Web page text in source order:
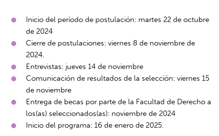
Inicio del período de postulación: martes 22 de octubre
de 2024
Cierre de postulaciones: viernes 8 de noviembre de
2024.
Entrevistas: jueves 14 de noviembre
Comunicación de resultados de la selección: viernes 15
de noviembre
Entrega de becas por parte de la Facultad de Derecho a
los(as) seleccionados(as): noviembre de 2024
Inicio del programa: 16 de enero de 2025.